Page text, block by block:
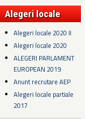
Alegeri locale
Alegeri locale 2020 II
Alegeri locale 2020
ALEGERI PARLAMENT
EUROPEAN 2019
Anunt recrutare AEP
Alegeri locale partiale
2017